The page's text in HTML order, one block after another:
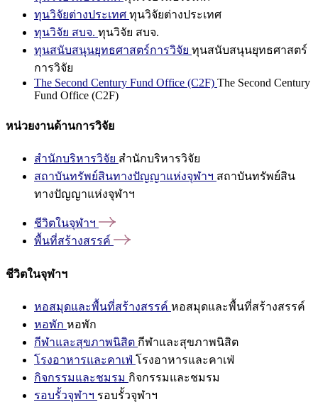
ทุนวิจัยต่างประเทศ ทุนวิจัยต่างประเทศ
ทุนวิจัย สบจ. ทุนวิจัย สบจ.
ทุนสนับสนุนยุทธศาสตร์การวิจัย ทุนสนับสนุนยุทธศาสตร์
การวิจัย
The Second Century Fund Office (C2F) The Second Century
Fund Office (C2F)
หน่วยงานด้านการวิจัย
สำนักบริหารวิจัย สำนักบริหารวิจัย
สถาบันทรัพย์สินทางปัญญาแห่งจุฬาฯ สถาบันทรัพย์สิน
ทางปัญญาแห่งจุฬาฯ
ชีวิตในจุฬาฯ
พื้นที่สร้างสรรค์
ชีวิตในจุฬาฯ
หอสมุดและพื้นที่สร้างสรรค์ หอสมุดและพื้นที่สร้างสรรค์
หอพัก หอพัก
กีฬาและสุขภาพนิสิต กีฬาและสุขภาพนิสิต
โรงอาหารและคาเฟ่ โรงอาหารและคาเฟ่
กิจกรรมและชมรม กิจกรรมและชมรม
รอบรั้วจุฬาฯ รอบรั้วจุฬาฯ